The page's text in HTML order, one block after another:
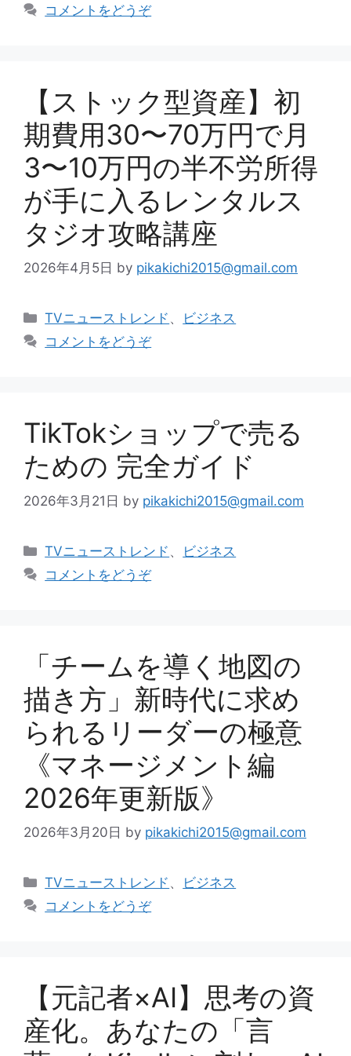
コメントをどうぞ
【ストック型資産】初
期費用30〜70万円で月
3〜10万円の半不労所得
が手に入るレンタルス
タジオ攻略講座
2026年4月5日 by pikakichi2015@gmail.com
カ
テ
TVニューストレンド 、
ビジネス
コメントをどうぞ
TikTokショップで売る
ための 完全ガイド
2026年3月21日 by pikakichi2015@gmail.com
カ
TVニューストレンド 、
ビジネス
コメントをどうぞ
「チームを導く地図の
描き方」新時代に求め
られるリーダーの極意
《マネージメント編
2026年更新版》
2026年3月20日 by pikakichi2015@gmail.com
カ
テ
TVニューストレンド 、
ビジネス
コメントをどうぞ
【元記者×AI】思考の資
産化。あなたの「言